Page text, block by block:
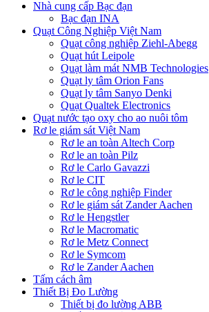
Nhà cung cấp Bạc đạn
Bạc đạn INA
Quạt Công Nghiệp Việt Nam
Quạt công nghiệp Ziehl-Abegg
Quạt hút Leipole
Quạt làm mát NMB Technologies
Quạt ly tâm Orion Fans
Quạt ly tâm Sanyo Denki
Quạt Qualtek Electronics
Quạt nước tạo oxy cho ao nuôi tôm
Rơ le giám sát Việt Nam
Rơ le an toàn Altech Corp
Rơ le an toàn Pilz
Rơ le Carlo Gavazzi
Rơ le CIT
Rơ le công nghiệp Finder
Rơ le giám sát Zander Aachen
Rơ le Hengstler
Rơ le Macromatic
Rơ le Metz Connect
Rơ le Symcom
Rơ le Zander Aachen
Tấm cách âm
Thiết Bị Đo Lường
Thiết bị đo lường ABB